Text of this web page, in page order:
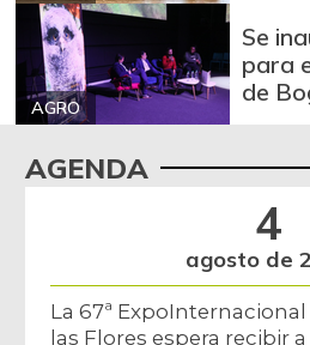
AGRO
Se
para
de
AGENDA
4
agosto de
La 67ª
las Flores espera recibir